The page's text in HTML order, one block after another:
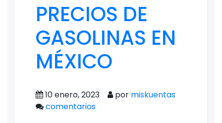
PRECIOS DE
GASOLINAS EN
MÉXICO
10 enero, 2023 por miskuentas
comentarios